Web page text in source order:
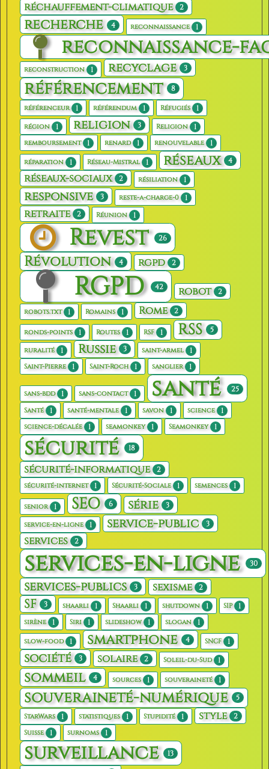
réchauffement-climatique 2
recherche 4 reconnaissance 1
reconnaissance-
reconstruction 1 recyclage 3
référencement 8
référenceur 1 référendum 1 Réfugiés 1
région 1 religion 3 Religion 1
remboursement 1 renard 1 renouvelable 1
réparation 1 Réseau-Mistral 1 réseaux 4
réseaux-sociaux 2 résiliation 1
responsive 3 reste-a-charge-0 1
retraite 2 Réunion 1
Revest 26
Révolution 4 rgpd 2
RGPD 42 robot 2
robots.txt 1 Romains 1 Rome 2
ronds-points 1 Routes 1 RSF 1 RSS 5
ruralité 1 Russie 3 saint-armel 1
Saint-Pierre 1 Saint-Roch 1 sanglier 1
sans-bdd 1 sans-contact 1 santé 25
Santé 1 santé-mentale 1 savon 1 science 1
science-décalée 1 seamonkey 1 Seamonkey 1
sécurité 18
sécurité-informatique 2
sécurité-internet 1 Sécurité-Sociale 1 semences 1
senior 1 SEO 6 série 3
service-en-ligne 1 service-public 3
services 2
services-en-ligne 30
services-publics 3 sexisme 2
SF 3 shaarli 1 Shaarli 1 shutdown 1 SIP 1
sirène 1 Siri 1 slideshow 1 slogan 1
slow-food 1 smartphone 4 SNCF 1
société 3 solaire 2 Soleil-du-Sud 1
sommeil 4 sources 1 souveraineté 1
souveraineté-numérique 5
StarWars 1 statistiques 1 Stupidité 1 style 2
Suisse 1 surnoms 1
surveillance 13